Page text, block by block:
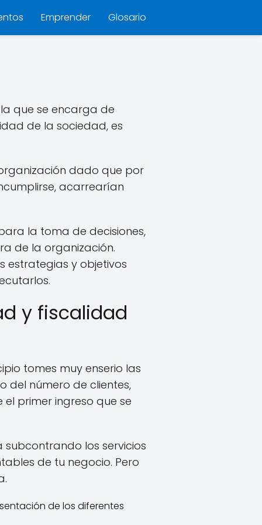
Emprender Glosario
que se encarga de
de la sociedad, es
dado que por
acarrearían
la toma de decisiones,
de la organización.
estrategias y objetivos
y fiscalidad
tomes muy enserio las
del número de clientes,
primer ingreso que se
los servicios
de tu negocio. Pero
de los diferentes